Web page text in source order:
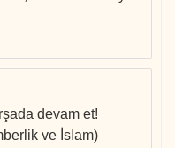
devam et!
ve İslam)